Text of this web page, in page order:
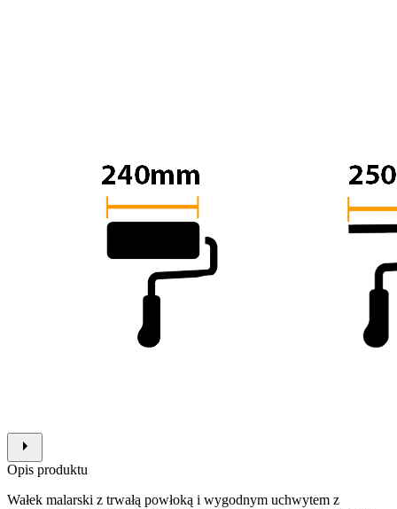
Opis produktu
Wałek malarski z trwałą powłoką i wygodnym uchwytem z